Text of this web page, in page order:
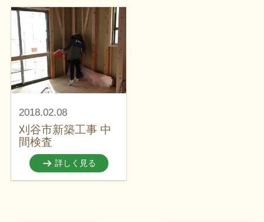
2018.02.08
刈谷市新築工事 中
間検査
詳しく見る